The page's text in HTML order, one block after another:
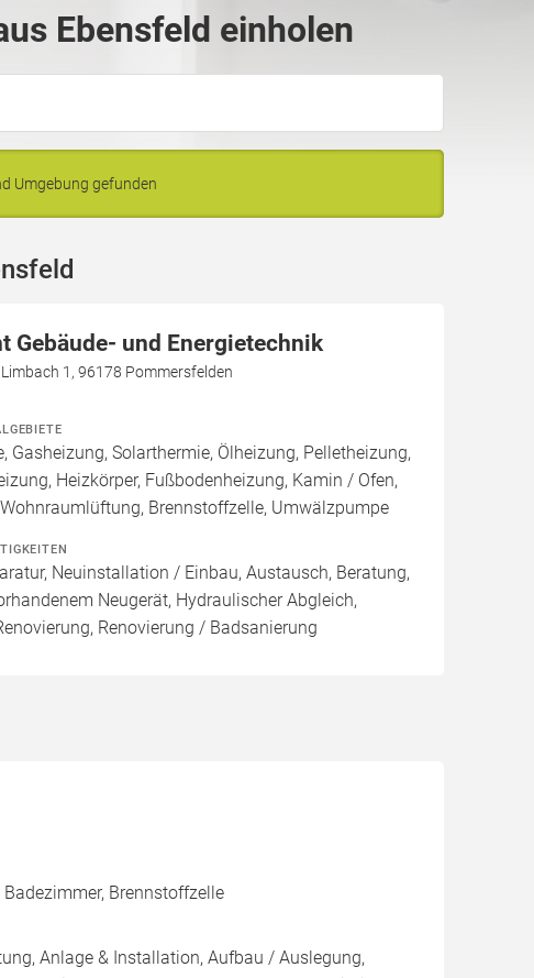
Ebensfeld einholen
Umgebung gefunden
Gebäude- und Energietechnik
1, 96178 Pommersfelden
Gasheizung, Solarthermie, Ölheizung, Pelletheizung,
Heizkörper, Fußbodenheizung, Kamin / Ofen,
Brennstoffzelle, Umwälzpumpe
Neuinstallation / Einbau, Austausch, Beratung,
Neugerät, Hydraulischer Abgleich,
Renovierung / Badsanierung
Brennstoffzelle
Anlage & Installation, Aufbau / Auslegung,